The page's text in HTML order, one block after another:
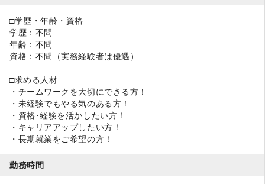
□学歴・年齢・資格
学歴：不問
年齢：不問
資格：不問（実務経験者は優遇）
□求める人材
・チームワークを大切にできる方！
・未経験でもやる気のある方！
・資格･経験を活かしたい方！
・キャリアアップしたい方！
・長期就業をご希望の方！
勤務時間